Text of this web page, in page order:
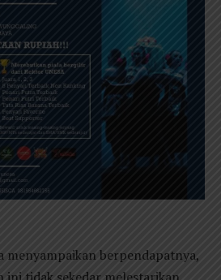
menyampaikan berpendapatnya,
ini tidak sekedar melestarikan